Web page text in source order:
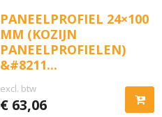
PANEELPROFIEL 24×100
MM (KOZIJN
PANEELPROFIELEN)
&#8211...
excl. btw
€ 63,06